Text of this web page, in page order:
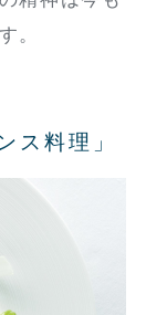
。
ス料理」